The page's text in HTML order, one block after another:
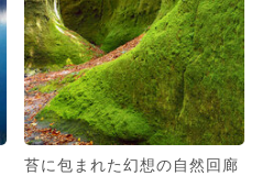
苔に包まれた幻想の自然回廊